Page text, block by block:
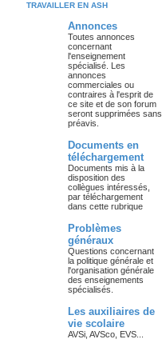
TRAVAILLER EN ASH
Annonces
Toutes annonces
concernant
l'enseignement
spécialisé. Les
annonces
commerciales ou
contraires à l'esprit de
ce site et de son forum
seront supprimées sans
préavis.
Documents en
téléchargement
Documents mis à la
disposition des
collègues intéressés,
par téléchargement
dans cette rubrique
Problèmes
généraux
Questions concernant
la politique générale et
l'organisation générale
des enseignements
spécialisés.
Les auxiliaires de
vie scolaire
AVSi, AVSco, EVS...